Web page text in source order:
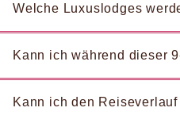
Welche Luxuslodges
Kann ich während dieser
Kann ich den